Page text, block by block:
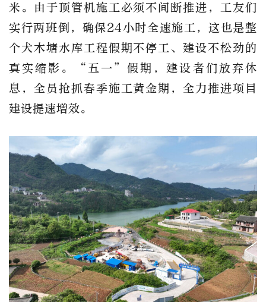
米。由于顶管机施工必须不间断推进，工友们
实行两班倒，确保24小时全速施工，这也是整
个犬木塘水库工程假期不停工、建设不松劲的
真实缩影。“五一”假期，建设者们放弃休
息，全员抢抓春季施工黄金期，全力推进项目
建设提速增效。